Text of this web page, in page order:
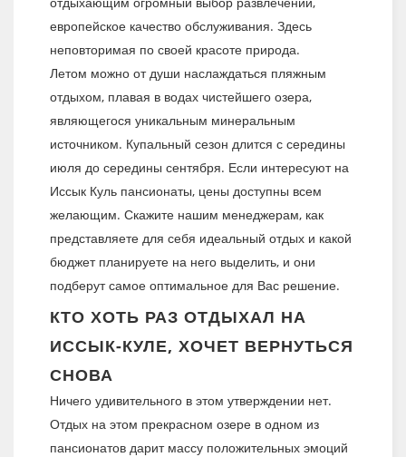
европейское качество обслуживания. Здесь
неповторимая по своей красоте природа.
Летом можно от души наслаждаться пляжным
отдыхом, плавая в водах чистейшего озера,
являющегося уникальным минеральным
источником. Купальный сезон длится с середины
июля до середины сентября. Если интересуют на
Иссык Куль пансионаты, цены доступны всем
желающим. Скажите нашим менеджерам, как
представляете для себя идеальный отдых и какой
бюджет планируете на него выделить, и они
подберут самое оптимальное для Вас решение.
КТО ХОТЬ РАЗ ОТДЫХАЛ НА
ИССЫК-КУЛЕ, ХОЧЕТ ВЕРНУТЬСЯ
СНОВА
Ничего удивительного в этом утверждении нет.
Отдых на этом прекрасном озере в одном из
пансионатов дарит массу положительных эмоций